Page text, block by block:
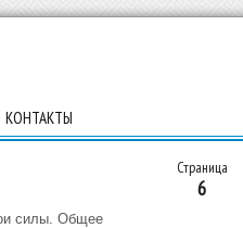
КОНТАКТЫ
Страница
6
силы. Общее